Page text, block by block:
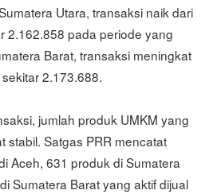
Utara, transaksi naik dari
2.162.858 pada periode yang
Barat, transaksi meningkat
2.173.688.
jumlah produk UMKM yang
stabil. Satgas PRR mencatat
Aceh, 631 produk di Sumatera
Sumatera Barat yang aktif dijual